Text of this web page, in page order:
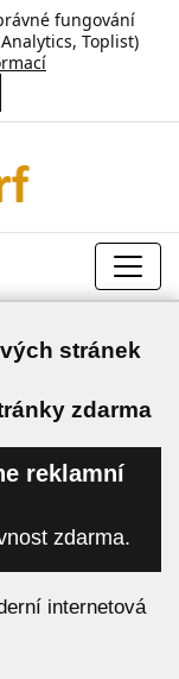
fungování
Toplist)
stránek
zdarma
reklamní
zdarma.
internetová